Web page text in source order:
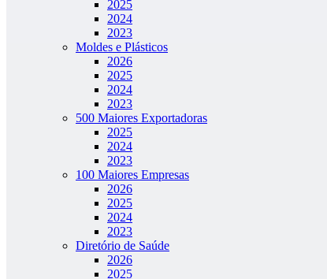
2025
2024
2023
Moldes e Plásticos
2026
2025
2024
2023
500 Maiores Exportadoras
2025
2024
2023
100 Maiores Empresas
2026
2025
2024
2023
Diretório de Saúde
2026
2025